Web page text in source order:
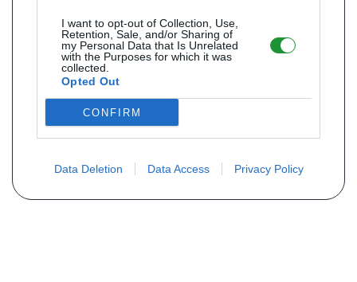
I want to opt-out of Collection, Use,
Retention, Sale, and/or Sharing of
my Personal Data that Is Unrelated
with the Purposes for which it was
collected.
Opted Out
CONFIRM
Data Deletion Data Access Privacy Policy